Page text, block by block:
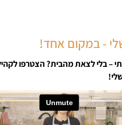
- במקום אחד!
– בלי לצאת מהבית? הצטרפו